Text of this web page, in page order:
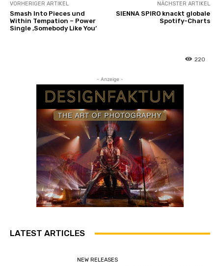
VORHERIGER ARTIKEL
Smash Into Pieces und
Within Tempation – Power
Single ‚Somebody Like You‘
NÄCHSTER ARTIKEL
SIENNA SPIRO knackt globale
Spotify-Charts
220
- Anzeige -
LATEST ARTICLES
NEW RELEASES